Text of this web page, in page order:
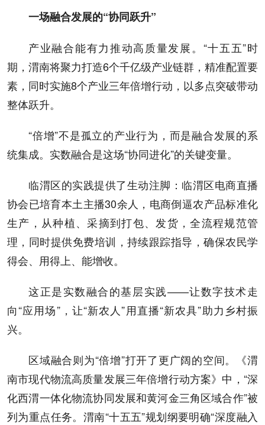
一场融合发展的“协同跃升”
产业融合能有力推动高质量发展。“十五五”时
期，渭南将聚力打造6个千亿级产业链群，精准配置要
素，同时实施8个产业三年倍增行动，以多点突破带动
整体跃升。
“倍增”不是孤立的产业行为，而是融合发展的系
统集成。实数融合是这场“协同进化”的关键变量。
临渭区的实践提供了生动注脚：临渭区电商直播
协会已培育本土主播30余人，电商倒逼农产品标准化
生产，从种植、采摘到打包、发货，全流程规范管
理，同时提供免费培训，持续跟踪指导，确保农民学
得会、用得上、能增收。
这正是实数融合的基层实践——让数字技术走
向“应用场”，让“新农人”用直播“新农具”助力乡村振
兴。
区域融合则为“倍增”打开了更广阔的空间。《渭
南市现代物流高质量发展三年倍增行动方案》中，“深
化西渭一体化物流协同发展和黄河金三角区域合作”被
列为重点任务。渭南“十五五”规划纲要明确“深度融入